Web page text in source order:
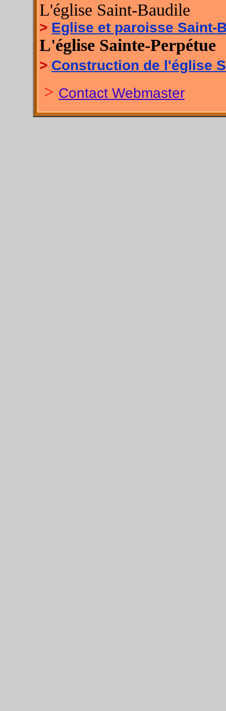
L'église Saint-Baudile
> Eglise et paroisse Saint-
L'église Sainte-Perpétue
> Construction de l'église
> Contact Webmaster